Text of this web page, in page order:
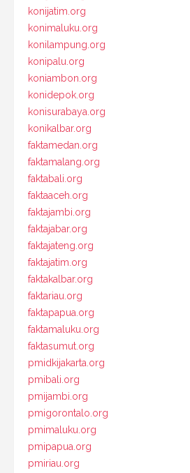
konijatim.org
konimaluku.org
konilampung.org
konipalu.org
koniambon.org
konidepok.org
konisurabaya.org
konikalbar.org
faktamedan.org
faktamalang.org
faktabali.org
faktaaceh.org
faktajambi.org
faktajabar.org
faktajateng.org
faktajatim.org
faktakalbar.org
faktariau.org
faktapapua.org
faktamaluku.org
faktasumut.org
pmidkijakarta.org
pmibali.org
pmijambi.org
pmigorontalo.org
pmimaluku.org
pmipapua.org
pmiriau.org